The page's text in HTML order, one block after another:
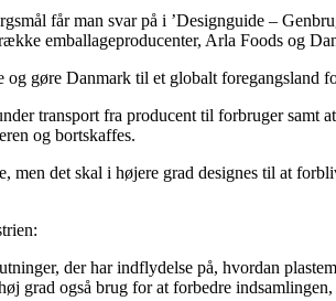
får man svar på i ’Designguide –
emballageproducenter, Arla Foods og
gøre Danmark til et globalt foregangsland
transport fra producent til forbruger
og bortskaffes.
det skal i højere grad designes til at
der har indflydelse på, hvordan
grad også brug for at forbedre